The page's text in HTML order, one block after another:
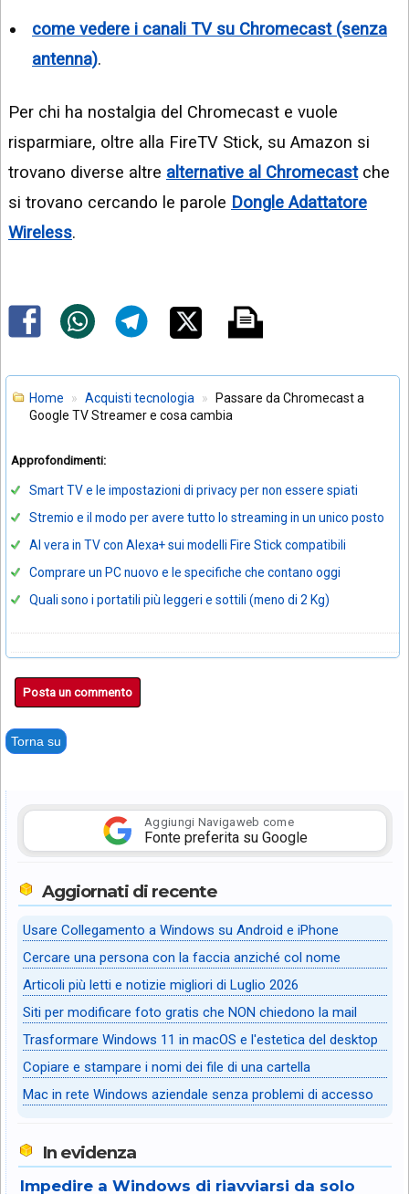
come vedere i canali TV su Chromecast (senza
antenna).
Per chi ha nostalgia del Chromecast e vuole
risparmiare, oltre alla FireTV Stick, su Amazon si
trovano diverse altre alternative al Chromecastche
si trovano cercando le parole Dongle Adattatore
Wireless.
Home Acquisti tecnologia
Passare da Chromecast a
Google TV Streamer e cosa cambia
Approfondimenti:
Smart TV e le impostazioni di privacy per non essere spiati
Stremio e il modo per avere tutto lo streaming in un unico posto
AI vera in TV con Alexa+ sui modelli Fire Stick compatibili
Comprare un PC nuovo e le specifiche che contano oggi
Quali sono i portatili più leggeri e sottili (meno di 2 Kg)
Posta un commento
Torna su
Aggiungi Navigaweb come
Fonte preferita su Google
Aggiornati di recente
Usare Collegamento a Windows su Android e iPhone
Cercare una persona con la faccia anziché col nome
Articoli più letti e notizie migliori di Luglio 2026
Siti per modificare foto gratis che NON chiedono la mail
Trasformare Windows 11 in macOS e l'estetica del desktop
Copiare e stampare i nomi dei file di una cartella
Mac in rete Windows aziendale senza problemi di accesso
In evidenza
Impedire a Windows di riavviarsi da solo